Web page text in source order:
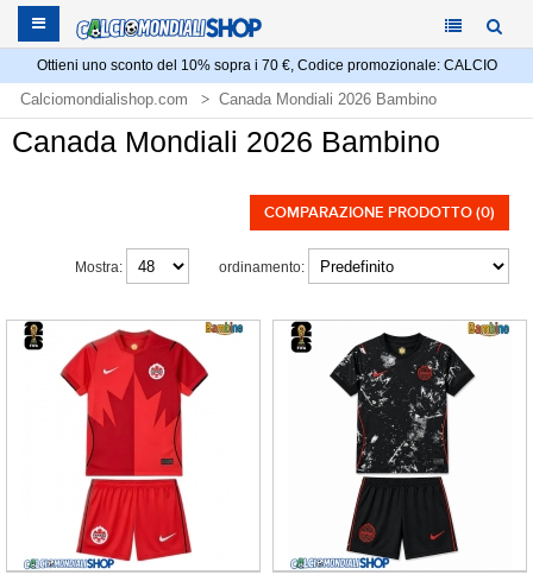
Ottieni uno sconto del 10% sopra i 70 €, Codice promozionale: CALCIO
Calciomondialishop.com Canada Mondiali 2026 Bambino
Canada Mondiali 2026 Bambino
COMPARAZIONE PRODOTTO (0)
ordinamento:
Mostra: